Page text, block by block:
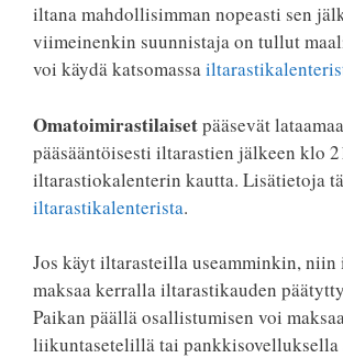
iltana mahdollisimman nopeasti sen
viimeinenkin suunnistaja on tullut
voi käydä katsomassa
Omatoimirastilaisetpääsevät
pääsääntöisesti iltarastien jälkeen klo
iltarastiokalenterin kautta. Lisätietoja
iltarastikalenterista.
Jos käyt iltarasteilla useamminkin,
maksaa kerralla iltarastikauden
Paikan päällä osallistumisen voi
liikuntasetelillä tai